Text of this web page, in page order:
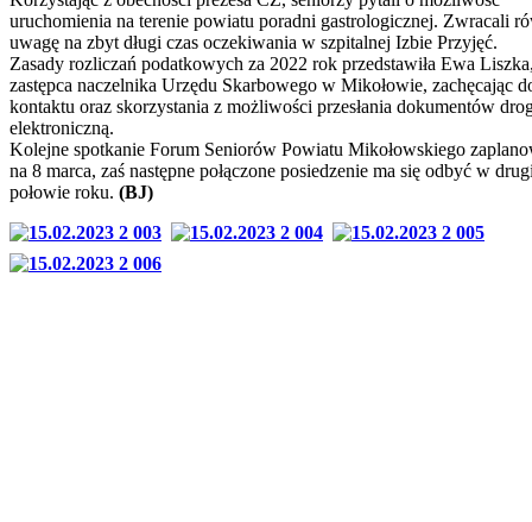
uruchomienia na terenie powiatu poradni gastrologicznej. Zwracali
uwagę na zbyt długi czas oczekiwania w szpitalnej Izbie Przyjęć.
Zasady rozliczań podatkowych za 2022 rok przedstawiła Ewa
zastępca naczelnika Urzędu Skarbowego w Mikołowie, zachęcając
kontaktu oraz skorzystania z możliwości przesłania dokumentów
elektroniczną.
Kolejne spotkanie Forum Seniorów Powiatu Mikołowskiego
na 8 marca, zaś następne połączone posiedzenie ma się odbyć w
połowie roku. (BJ)